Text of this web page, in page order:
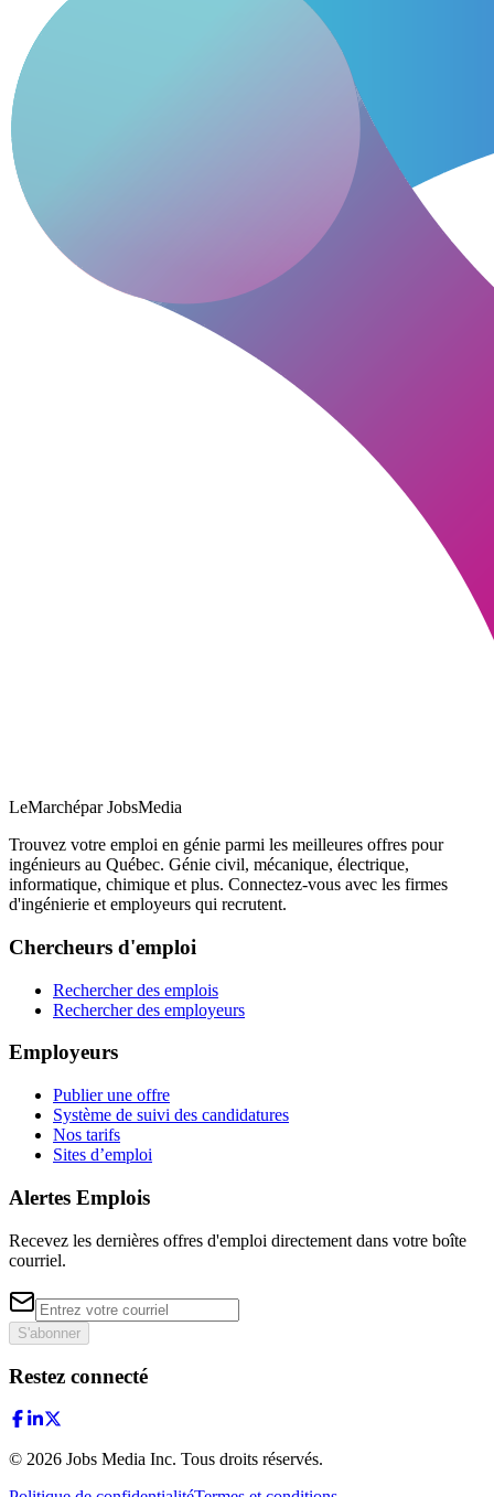
LeMarchépar JobsMedia
Trouvez votre emploi en génie parmi les meilleures offres pour
ingénieurs au Québec. Génie civil, mécanique, électrique,
informatique, chimique et plus. Connectez-vous avec les firmes
d'ingénierie et employeurs qui recrutent.
Chercheurs d'emploi
Rechercher des emplois
Rechercher des employeurs
Employeurs
Publier une offre
Système de suivi des candidatures
Nos tarifs
Sites d’emploi
Alertes Emplois
Recevez les dernières offres d'emploi directement dans votre boîte
courriel.
S'abonner
Restez connecté
© 2026 Jobs Media Inc. Tous droits réservés.